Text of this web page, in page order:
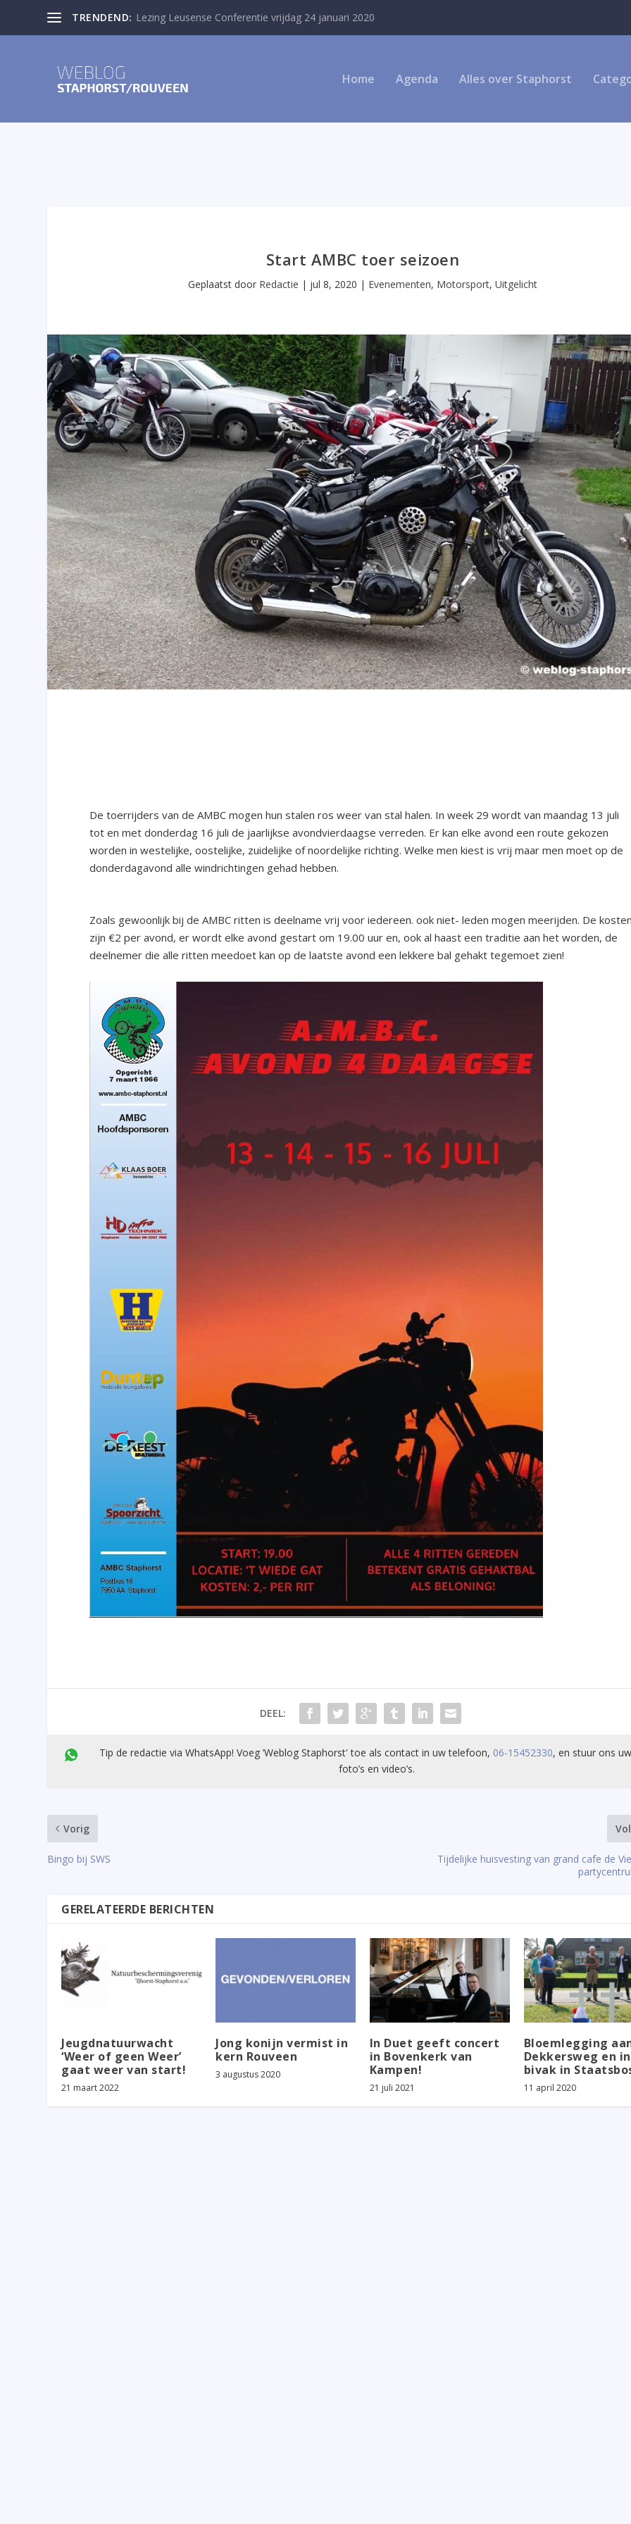
TRENDEND: Lezing Leusense Conferentie vrijdag 24 januari 2020
Home Agenda Alles over Staphorst
Start AMBC toer seizoen
Geplaatst door Redactie | jul 8, 2020 | Evenementen, Motorsport, Uitgelicht
De toerrijders van de AMBC mogen hun stalen ros weer van stal halen. In week 29 wordt van maandag 13 juli
tot en met donderdag 16 juli de jaarlijkse avondvierdaagse verreden. Er kan elke avond een route gekozen
worden in westelijke, oostelijke, zuidelijke of noordelijke richting. Welke men kiest is vrij maar men moet op de
donderdagavond alle windrichtingen gehad hebben.
Zoals gewoonlijk bij de AMBC ritten is deelname vrij voor iedereen. ook niet- leden mogen meerijden. De
zijn €2 per avond, er wordt elke avond gestart om 19.00 uur en, ook al haast een traditie aan het worden, de
deelnemer die alle ritten meedoet kan op de laatste avond een lekkere bal gehakt tegemoet zien!
DEEL:
Tip de redactie via WhatsApp! Voeg ’Weblog Staphorst' toe als contact in uw telefoon, 06-15452330, en stuur ons
foto’s en video’s.
Vorig
Bingo bij SWS
Tijdelijke huisvesting van grand cafe de
GERELATEERDE BERICHTEN
Jeugdnatuurwacht
‘Weer of geen Weer’
gaat weer van start!
21 maart 2022
Jong konijn vermist in
kern Rouveen
3 augustus 2020
In Duet geeft concert
in Bovenkerk van
Kampen!
21 juli 2021
Bloemlegging
Dekkersweg en
bivak in
11 april 2020